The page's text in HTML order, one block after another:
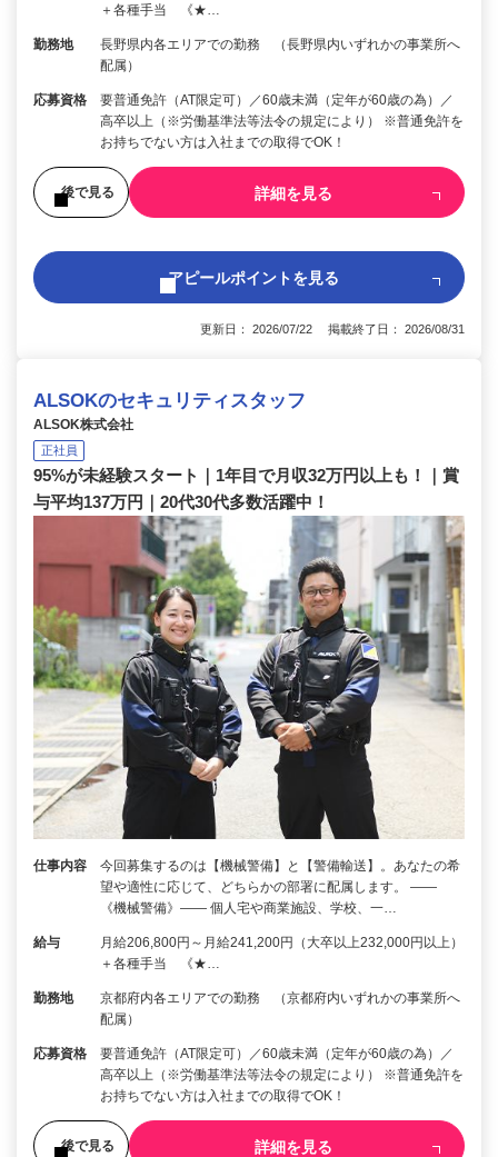
＋各種手当 《★…
勤務地
長野県内各エリアでの勤務 （長野県内いずれかの事業所へ
配属）
応募資格
要普通免許（AT限定可）／60歳未満（定年が60歳の為）／
高卒以上（※労働基準法等法令の規定により） ※普通免許を
お持ちでない方は入社までの取得でOK！
後で見る 詳細を見る
アピールポイントを見る
更新日： 2026/07/22 掲載終了日： 2026/08/31
ALSOKのセキュリティスタッフ
ALSOK株式会社
正社員
95%が未経験スタート｜1年目で月収32万円以上も！｜賞
与平均137万円｜20代30代多数活躍中！
仕事内容
今回募集するのは【機械警備】と【警備輸送】。あなたの希
望や適性に応じて、どちらかの部署に配属します。 ――
《機械警備》―― 個人宅や商業施設、学校、一…
給与
月給206,800円～月給241,200円（大卒以上232,000円以上）
＋各種手当 《★…
勤務地
京都府内各エリアでの勤務 （京都府内いずれかの事業所へ
配属）
応募資格
要普通免許（AT限定可）／60歳未満（定年が60歳の為）／
高卒以上（※労働基準法等法令の規定により） ※普通免許を
お持ちでない方は入社までの取得でOK！
後で見る 詳細を見る